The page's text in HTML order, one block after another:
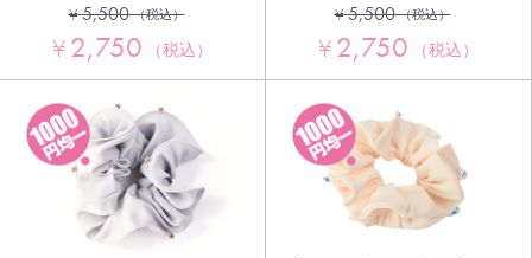
¥5,500 （税込）
¥2,750 （税込）
¥5,500 （税込）
¥2,750 （税込）